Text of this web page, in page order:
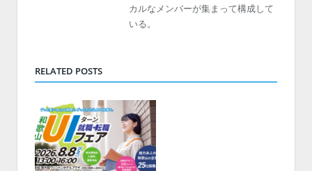
カルなメンバーが集まって構成して
いる。
RELATED POSTS